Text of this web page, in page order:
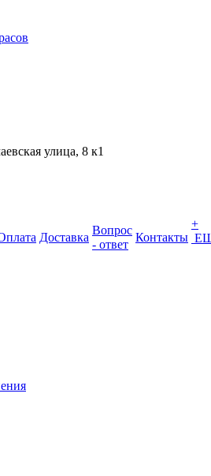
улица, 8 к1
Доставка
Вопрос
- ответ
Контакты
+